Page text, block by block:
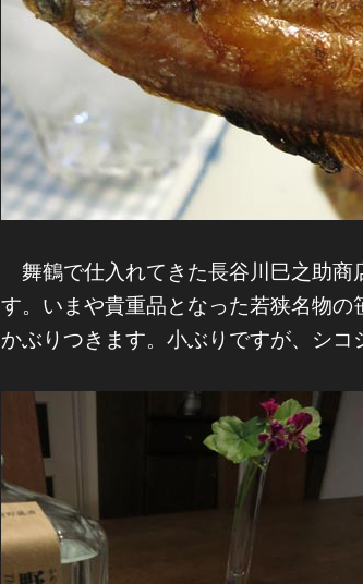
舞鶴で仕入れてきた長谷川巳之助商
す。いまや貴重品となった若狭名物
かぶりつきます。小ぶりですが、シコ